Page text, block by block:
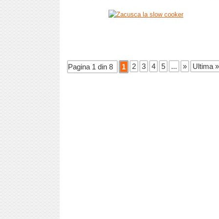
Pagina 1 din 8 1 2 3 4 5 ... » Ultima »